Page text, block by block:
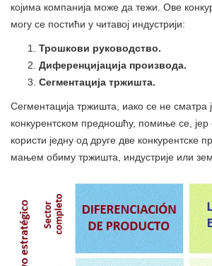
којима компанија може да тежи. Ове
могу се постићи у читавој индустрији:
Трошкови руководство.
Диференцијација производа.
Сегментација тржишта.
Сегментација тржишта, иако се не сматра
конкурентском предношћу, помиње се, јер
користи једну од друге две конкурентске
мањем обиму тржишта, индустрије или